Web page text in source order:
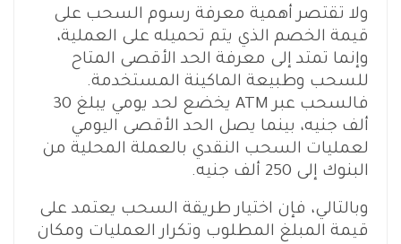
ولا تقتصر أهمية معرفة رسوم السحب على
قيمة الخصم الذي يتم تحميله على العملية،
وإنما تمتد إلى معرفة الحد الأقصى المتاح
للسحب وطبيعة الماكينة المستخدمة.
فالسحب عبر ATM يخضع لحد يومي يبلغ 30
ألف جنيه، بينما يصل الحد الأقصى اليومي
لعمليات السحب النقدي بالعملة المحلية من
البنوك إلى 250 ألف جنيه.
وبالتالي، فإن اختيار طريقة السحب يعتمد على
قيمة المبلغ المطلوب وتكرار العمليات ومكان